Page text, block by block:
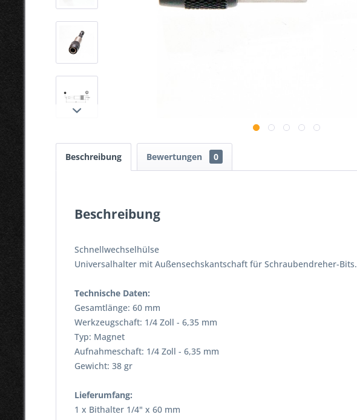
Beschreibung Bewertungen 0
Beschreibung
Schnellwechselhülse
Universalhalter mit Außensechskantschaft für Schraubendreher-Bits.
Technische Daten:
Gesamtlänge: 60 mm
Werkzeugschaft: 1/4 Zoll - 6,35 mm
Typ: Magnet
Aufnahmeschaft: 1/4 Zoll - 6,35 mm
Gewicht: 38 gr
Lieferumfang:
1 x Bithalter 1/4" x 60 mm